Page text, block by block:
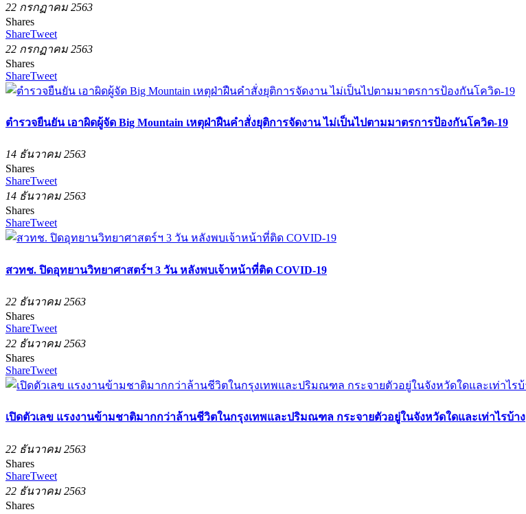
22 กรกฏาคม 2563
Shares
ShareTweet
22 กรกฏาคม 2563
Shares
ShareTweet
ตำรวจยืนยัน เอาผิดผู้จัด Big Mountain เหตุฝ่าฝืนคำสั่งยุติการจัดงาน ไม่เป็นไปตามมาตรการป้องกันโควิด-19
14 ธันวาคม 2563
Shares
ShareTweet
14 ธันวาคม 2563
Shares
ShareTweet
สวทช. ปิดอุทยานวิทยาศาสตร์ฯ 3 วัน หลังพบเจ้าหน้าที่ติด COVID-19
22 ธันวาคม 2563
Shares
ShareTweet
22 ธันวาคม 2563
Shares
ShareTweet
เปิดตัวเลข แรงงานข้ามชาติมากกว่าล้านชีวิตในกรุงเทพและปริมณฑล กระจายตัวอยู่ในจังหวัดใดและเท่าไรบ้าง
22 ธันวาคม 2563
Shares
ShareTweet
22 ธันวาคม 2563
Shares